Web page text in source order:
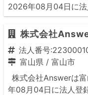
2026年08月04日に法
株式会社
法人番号
富山県 / 富山市
株式会社Answerは
年08月04日に法人登